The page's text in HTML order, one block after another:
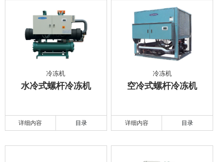
冷冻机
水冷式螺杆冷冻机
详细内容 目录
冷冻机
空冷式螺杆冷冻机
详细内容 目录